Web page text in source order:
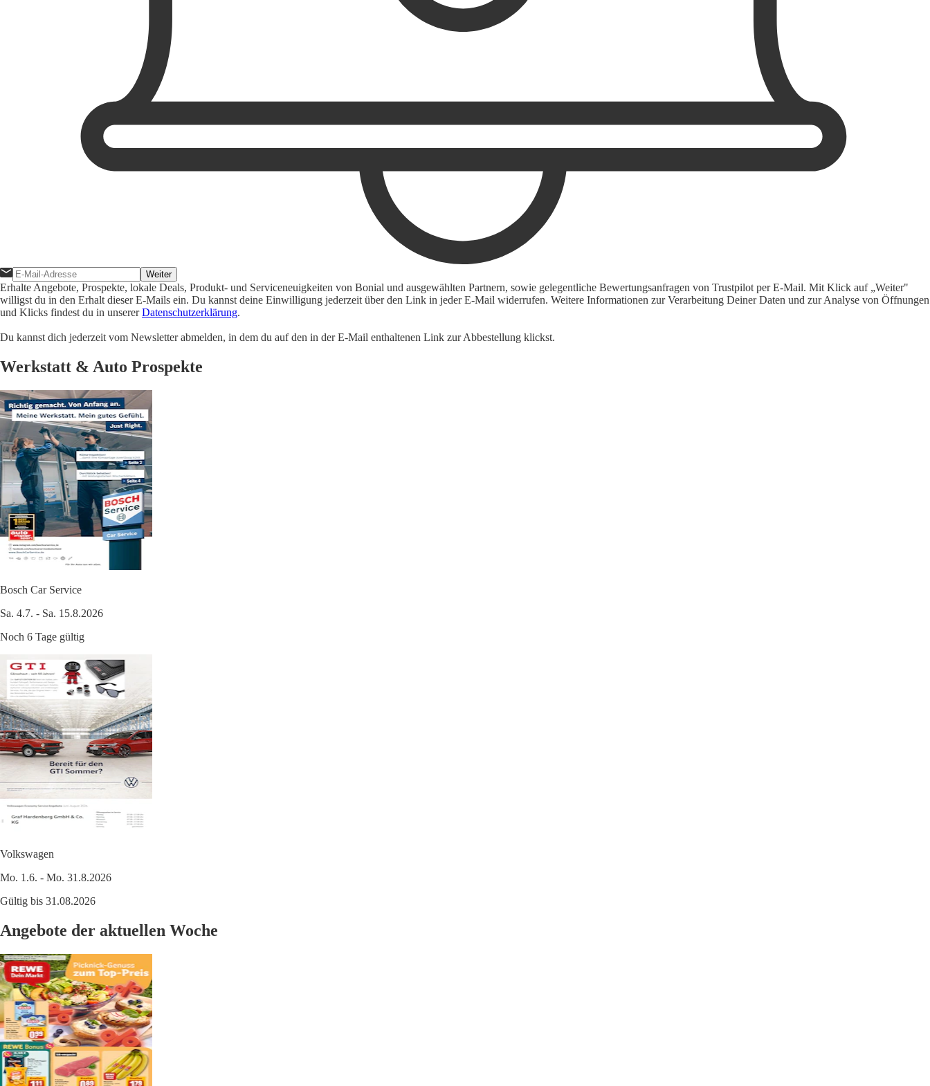
Weiter
Erhalte Angebote, Prospekte, lokale Deals, Produkt- und Serviceneuigkeiten von Bonial und ausgewählten Partnern, sowie gelegentliche Bewertungsanfragen von Trustpilot per E-Mail. Mit Klick auf „Weiter"
willigst du in den Erhalt dieser E-Mails ein. Du kannst deine Einwilligung jederzeit über den Link in jeder E-Mail widerrufen. Weitere Informationen zur Verarbeitung Deiner Daten und zur Analyse von Öffnungen
und Klicks findest du in unsererDatenschutzerklärung.
Du kannst dich jederzeit vom Newsletter abmelden, in dem du auf den in der E-Mail enthaltenen Link zur Abbestellung klickst.
Werkstatt & Auto Prospekte
Bosch Car Service
Sa. 4.7. - Sa. 15.8.2026
Noch 6 Tage gültig
Volkswagen
Mo. 1.6. - Mo. 31.8.2026
Gültig bis 31.08.2026
Angebote der aktuellen Woche